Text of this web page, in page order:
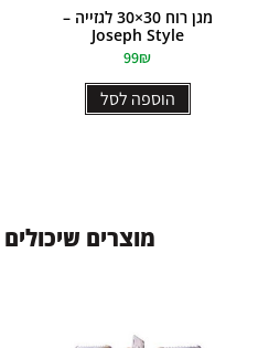
מגן רוח 30×30 לגזייה –
Joseph Style
99₪
הוספה לסל
דורג
0
מוצרים שיכולים